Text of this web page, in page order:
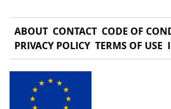
ABOUT CONTACT CODE OF
PRIVACY POLICY TERMS OF USE